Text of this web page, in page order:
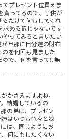
てプレゼント位買えま
貰ってるので、子供が
だけで何もしてくれ
求める訳じゃないです
やってみろと言いたい
旦那に自分達の財布
を何回も見ました
で、何を言っても無
かさみますよね。
結婚しているの
の弟は、プレゼン
はいつも色々と娘
は、同じようにお
何にもしたくない